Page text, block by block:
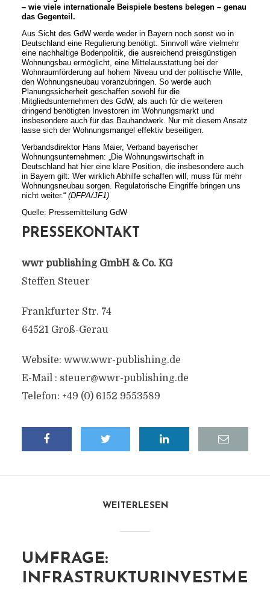
– wie viele internationale Beispiele bestens belegen – genau
das Gegenteil.
Aus Sicht des GdW werde weder in Bayern noch sonst wo in
Deutschland eine Regulierung benötigt. Sinnvoll wäre vielmehr
eine nachhaltige Bodenpolitik, die ausreichend preisgünstigen
Wohnungsbau ermöglicht, eine Mittelausstattung bei der
Wohnraumförderung auf hohem Niveau und der politische Wille,
den Wohnungsneubau voranzubringen. So werde auch
Planungssicherheit geschaffen sowohl für die
Mitgliedsunternehmen des GdW, als auch für die weiteren
dringend benötigten Investoren im Wohnungsmarkt und
insbesondere auch für das Bauhandwerk. Nur mit diesem Ansatz
lasse sich der Wohnungsmangel effektiv beseitigen.
Verbandsdirektor Hans Maier, Verband bayerischer
Wohnungsunternehmen: „Die Wohnungswirtschaft in
Deutschland hat hier eine klare Position, die insbesondere auch
in Bayern gilt: Wer wirklich Abhilfe schaffen will, muss für mehr
Wohnungsneubau sorgen. Regulatorische Eingriffe bringen uns
nicht weiter.“ (DFPA/JF1)
Quelle: Pressemitteilung GdW
PRESSEKONTAKT
wwr publishing GmbH & Co. KG
Steffen Steuer
Frankfurter Str. 74
64521 Groß-Gerau
Website: www.wwr-publishing.de
E-Mail : steuer@wwr-publishing.de
Telefon: +49 (0) 6152 9553589
WEITERLESEN
UMFRAGE:
INFRASTRUKTURINVESTME